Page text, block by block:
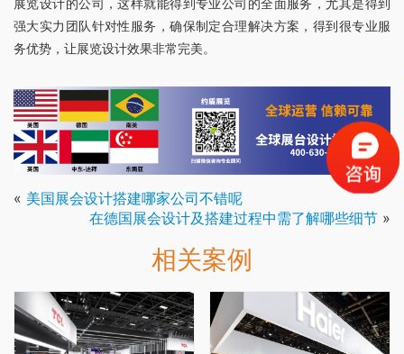
展览设计的公司，这样就能得到专业公司的全面服务，尤其是得到
强大实力团队针对性服务，确保制定合理解决方案，得到很专业服
务优势，让展览设计效果非常完美。
« 美国展会设计搭建哪家公司不错呢
在德国展会设计及搭建过程中需了解哪些细节 »
相关案例